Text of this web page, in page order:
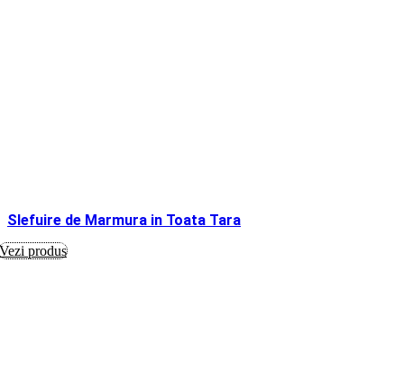
Slefuire de Marmura in Toata Tara
Vezi produs